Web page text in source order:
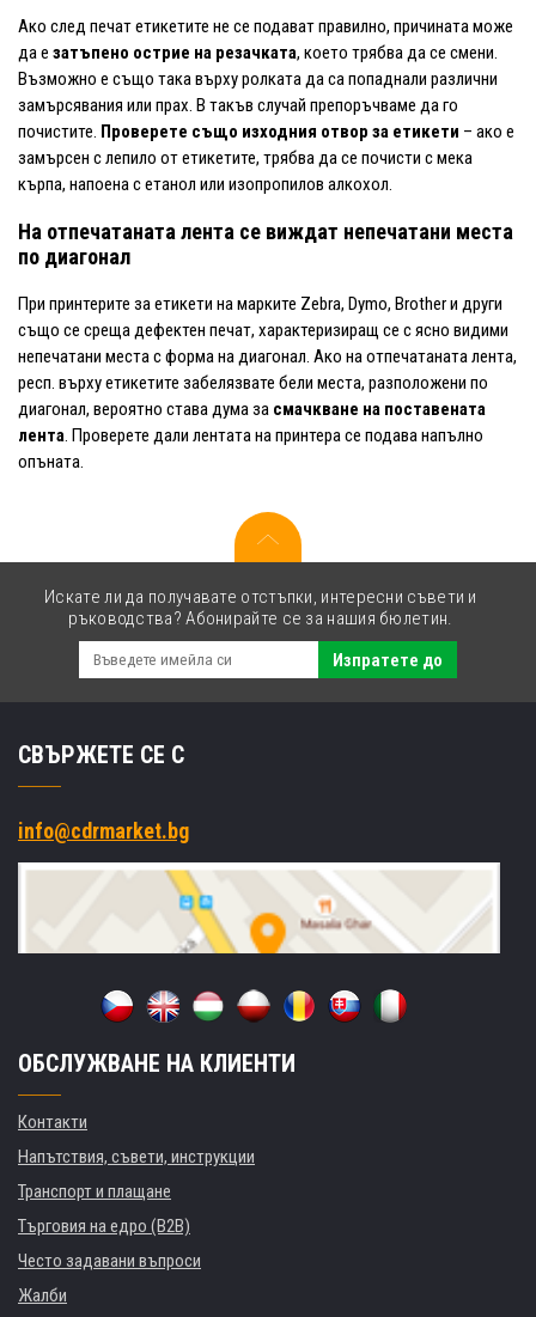
Ако след печат етикетите не се подават правилно, причината може
да е затъпено острие на резачката, което трябва да се смени.
Възможно е също така върху ролката да са попаднали различни
замърсявания или прах. В такъв случай препоръчваме да го
почистите. Проверете също изходния отвор за етикети – ако е
замърсен с лепило от етикетите, трябва да се почисти с мека
кърпа, напоена с етанол или изопропилов алкохол.
На отпечатаната лента се виждат непечатани места
по диагонал
При принтерите за етикети на марките Zebra, Dymo, Brother и други
също се среща дефектен печат, характеризиращ се с ясно видими
непечатани места с форма на диагонал. Ако на отпечатаната лента,
респ. върху етикетите забелязвате бели места, разположени по
диагонал, вероятно става дума за смачкване на поставената
лента. Проверете дали лентата на принтера се подава напълно
опъната.
Искате ли да получавате отстъпки, интересни съвети и
ръководства? Абонирайте се за нашия бюлетин.
Изпратете до
СВЪРЖЕТЕ СЕ С
info@cdrmarket.bg
ОБСЛУЖВАНЕ НА КЛИЕНТИ
Контакти
Напътствия, съвети, инструкции
Транспорт и плащане
Търговия на едро (B2B)
Често задавани въпроси
Жалби